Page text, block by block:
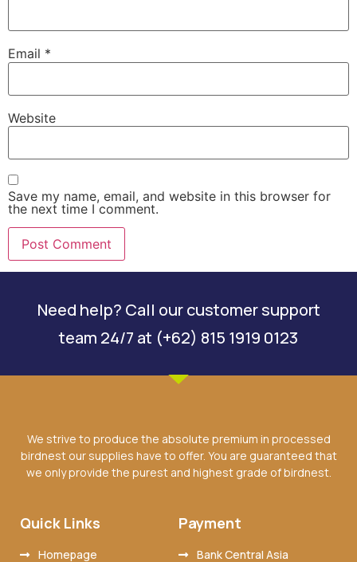
Email *
Website
Save my name, email, and website in this browser for
the next time I comment.
Need help? Call our customer support
team 24/7 at (+62) 815 1919 0123
We strive to produce the absolute premium in processed
birdnest our supplies have to offer. You are guaranteed that
we only provide the purest and highest grade of birdnest.
Quick Links
Homepage
Payment
Bank Central Asia